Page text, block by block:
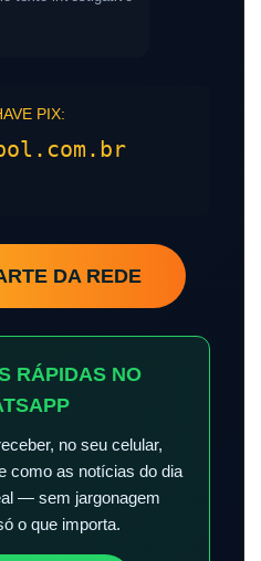
PIX:
DA REDE
RÁPIDAS NO
no seu celular,
como as notícias do dia
— sem jargonagem
o que importa.